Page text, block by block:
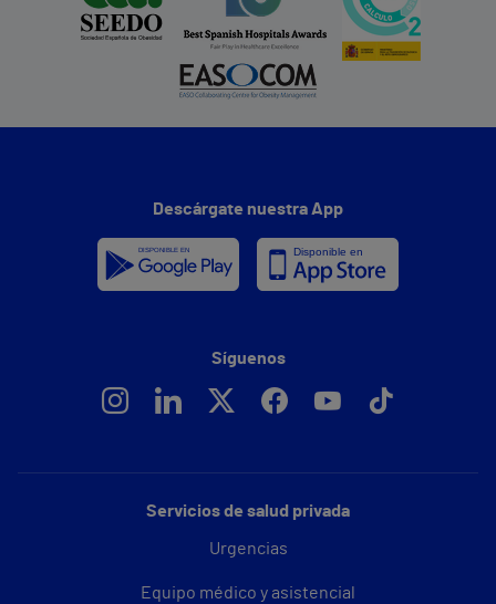
Servicios de salud privada
Urgencias
Equipo médico y asistencial
Descárgate nuestra App
Síguenos